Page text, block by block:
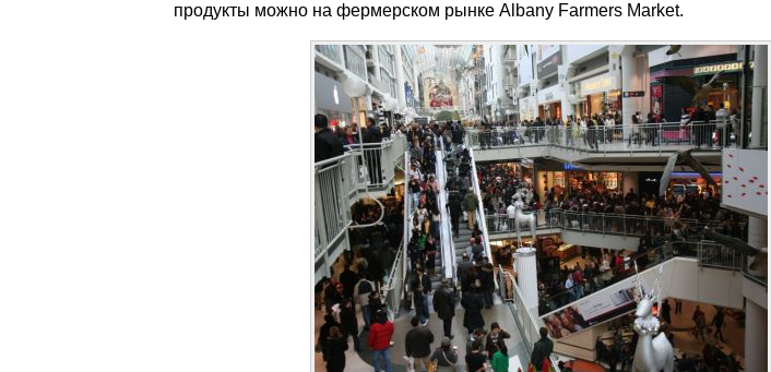
продукты можно на фермерском рынке Albany Farmers Market.